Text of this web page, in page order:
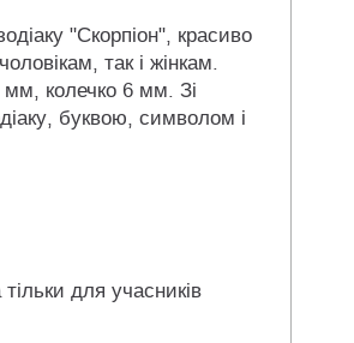
"Скорпіон", красиво
так і жінкам.
колечко 6 мм. Зі
буквою, символом і
для учасників